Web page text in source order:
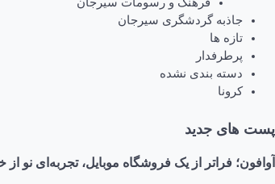
فرهنگ و رسومات سیرجان
جاذبه گردشگری سیرجان
تازه ها
پرطرفدار
دسته بندی نشده
کرونا
پست های جدید
آوافون؛ فراتر از یک فروشگاه موبایل، تجربه‌ای نو